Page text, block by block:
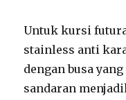
Untuk kursi
stainless anti
dengan busa
sandaran